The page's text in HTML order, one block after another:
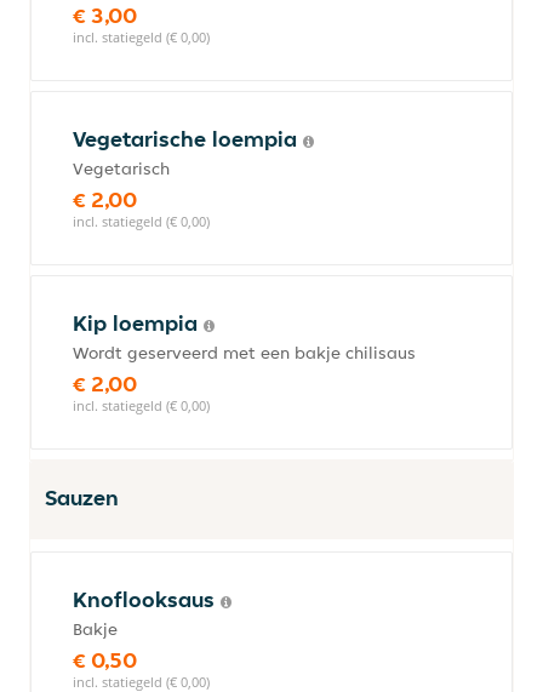
€ 3,00
incl. statiegeld (€ 0,00)
Vegetarische loempia
Vegetarisch
€ 2,00
incl. statiegeld (€ 0,00)
Kip loempia
Wordt geserveerd met een bakje chilisaus
€ 2,00
incl. statiegeld (€ 0,00)
Sauzen
Knoflooksaus
Bakje
€ 0,50
incl. statiegeld (€ 0,00)